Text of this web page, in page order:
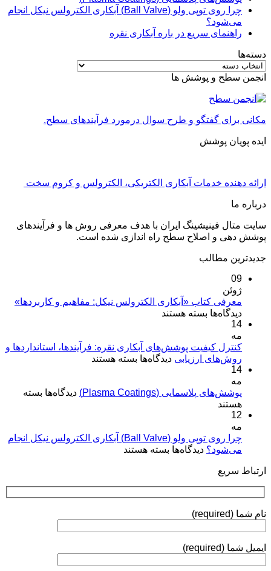
چرا روی توپی‌ ولو (Ball Valve) آبکاری الکترولس نیکل انجام
می‌شود؟
راهنمای سریع در باره آبکاری نقره
دسته‌ها
دسته‌ها
انجمن سطح و پوشش ها
مکانی برای گفتگو و طرح سوال درمورد فرآیندهای سطح.
ایده پویان پوشش
ارائه دهنده خدمات آبکاری الکتریکی، الکترولس و کروم سخت
درباره ما
سایت متال فینیشینگ ایران با هدف معرفی روش ها و فرآیندهای
پوشش دهی و اصلاح سطح راه اندازی شده است.
جدیدترین مطالب
09
ژوئن
معرفی کتاب «آبکاری الکترولس نیکل: مفاهیم و کاربردها»
دیدگاه‌ها برای
«آبکاری
الکترولس
و
بسته هستند
14
مه
کنترل کیفیت پوشش‌های آبکاری نقره: فرآیندها، استانداردها و
روش‌های ارزیابی دیدگاه‌ها برای
پوشش‌های
استانداردها
و
بسته هستند
14
مه
پوشش‌های پلاسمایی (Plasma Coatings)
دیدگاه‌ها برای
Coatings)
بسته
هستند
12
مه
چرا روی توپی‌ ولو (Ball Valve) آبکاری الکترولس نیکل انجام
می‌شود؟ دیدگاه‌ها برای
ولو
نیکل
بسته هستند
ارتباط سریع
نام شما (required)
ایمیل شما (required)